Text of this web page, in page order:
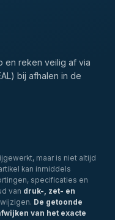
en reken veilig af via
bij afhalen in de
maar is niet altijd
kan inmiddels
specificaties en
van druk-, zet- en
De getoonde
van het exacte